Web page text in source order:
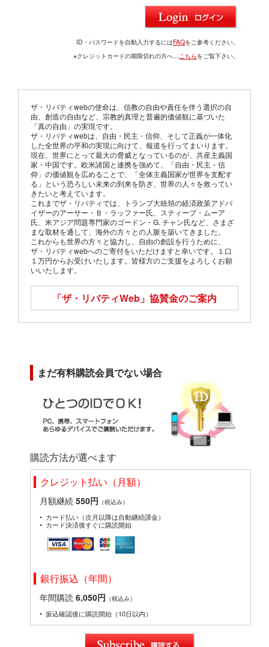
ID・パスワードを自動入力するにはFAQをご参考ください。
※クレジットカードの期限切れの方へ…こちらをご覧下さい。
ザ・リバティwebの使命は、信教の自由や責任を伴う選択の自
由、創造の自由など、宗教的真理と普遍的価値観に基づいた
「真の自由」の実現です。
ザ・リバティwebは、自由・民主・信仰、そして正義が一体化
した全世界の平和の実現に向けて、報道を行ってまいります。
現在、世界にとって最大の脅威となっているのが、共産主義国
家・中国です。欧米諸国と連携を強めて、「自由・民主・信
仰」の価値観を広めることで、「全体主義国家が世界を支配す
る」という恐ろしい未来の到来を防ぎ、世界の人々を救ってい
きたいと考えています。
これまでザ・リバティでは、トランプ大統領の経済政策アドバ
イザーのアーサー・Ｂ・ラッファー氏、スティーブ・ムーア
氏、米アジア問題専門家のゴードン・G. チャン氏など、さまざ
まな取材を通して、海外の方々との人脈を築いてきました。
これからも世界の方々と協力し、自由の創設を行うために、
ザ・リバティwebへのご寄付をいただけますと幸いです。１口
１万円からお受けいたします。皆様方のご支援をよろしくお願
いいたします。
「ザ・リバティWeb」 協賛金のご案内
まだ有料購読会員でない場合
購読方法が選べます
クレジット払い（月額）
月額継続 550円 （税込み）
カード払い（次月以降は自動継続課金）
カード決済後すぐに購読開始
銀行振込（年間）
年間購読 6,050円 （税込み）
振込確認後に購読開始（10日以内）